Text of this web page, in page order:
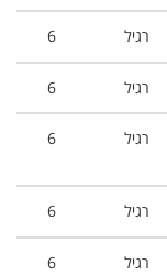
רגיל 6
רגיל 6
רגיל 6
רגיל 6
רגיל 6